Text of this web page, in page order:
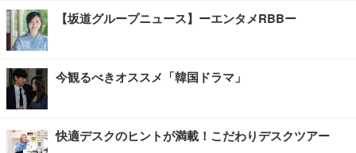
【坂道グループニュース】ーエンタメRBBー
今観るべきオススメ「韓国ドラマ」
快適デスクのヒントが満載！こだわりデスクツアー